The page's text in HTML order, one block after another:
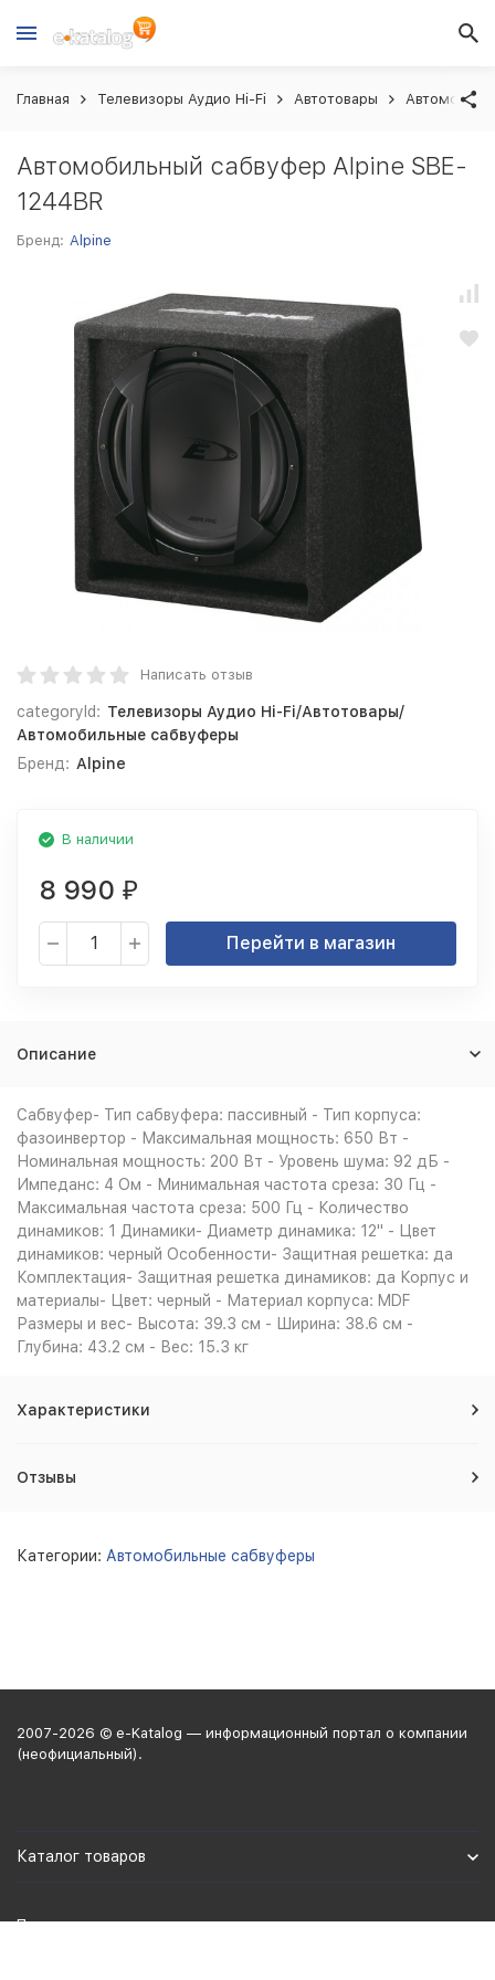
Главная Телевизоры Аудио Hi-Fi Автотовары
Автомобильный сабвуфер Alpine SBE-
1244BR
Бренд: Alpine
Написать отзыв
categoryId: Телевизоры Аудио Hi-Fi/Автотовары/
Автомобильные сабвуферы
Бренд: Alpine
В наличии
8 990 ₽
Перейти в магазин
Описание
Сабвуфер- Тип сабвуфера: пассивный - Тип корпуса:
фазоинвертор - Максимальная мощность: 650 Вт -
Номинальная мощность: 200 Вт - Уровень шума: 92 дБ -
Импеданс: 4 Ом - Минимальная частота среза: 30 Гц -
Максимальная частота среза: 500 Гц - Количество
динамиков: 1 Динамики- Диаметр динамика: 12" - Цвет
динамиков: черный Особенности- Защитная решетка: да
Комплектация- Защитная решетка динамиков: да Корпус и
материалы- Цвет: черный - Материал корпуса: MDF
Размеры и вес- Высота: 39.3 см - Ширина: 38.6 см -
Глубина: 43.2 см - Вес: 15.3 кг
Характеристики
Отзывы
Категории: Автомобильные сабвуферы
2007-2026 © e-Katalog — информационный портал о компании
(неофициальный).
Каталог товаров
Политика персональных данных